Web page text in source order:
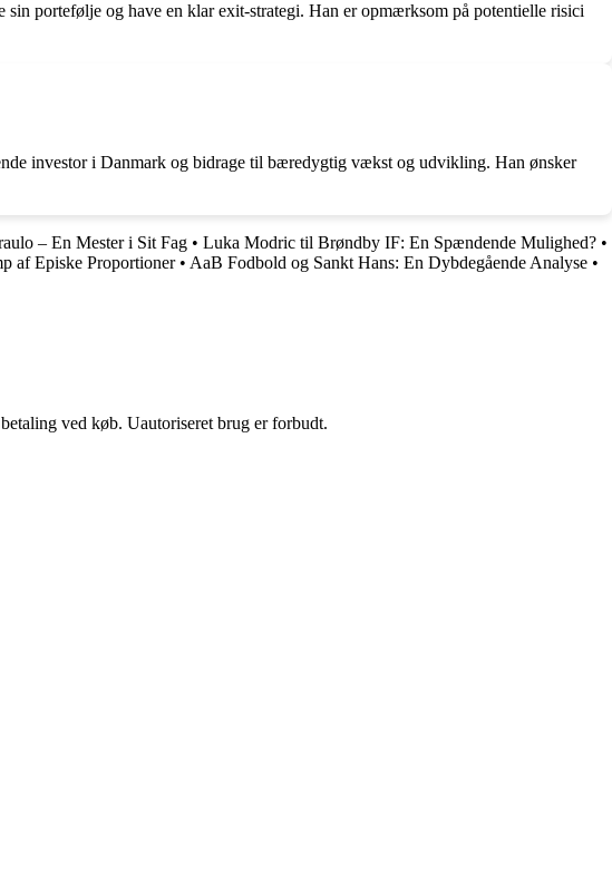
portefølje og have en klar exit-strategi. Han er opmærksom på potentielle risici
investor i Danmark og bidrage til bæredygtig vækst og udvikling. Han ønsker
– En Mester i Sit Fag • Luka Modric til Brøndby IF: En Spændende Mulighed? •
af Episke Proportioner• AaB Fodbold og Sankt Hans: En Dybdegående Analyse •
ved køb. Uautoriseret brug er forbudt.